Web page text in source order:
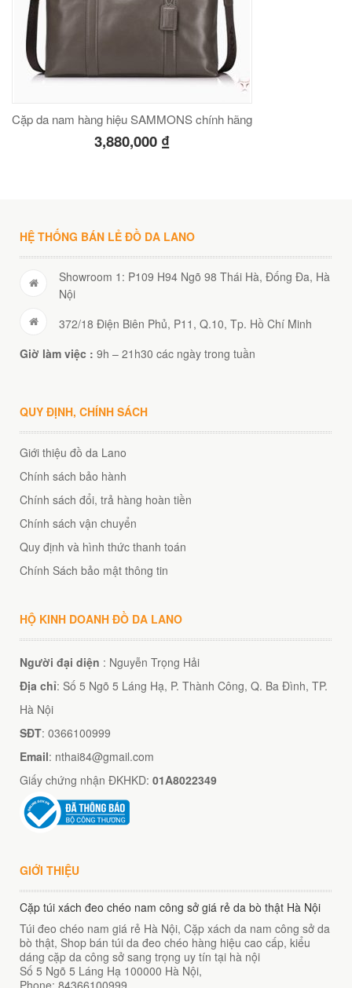
Cặp da nam hàng hiệu SAMMONS chính hãng
3,880,000 ₫
HỆ THỐNG BÁN LẺ ĐỒ DA LANO
Showroom 1: P109 H94 Ngõ 98 Thái Hà, Đống Đa, Hà
Nội
372/18 Điện Biên Phủ, P11, Q.10, Tp. Hồ Chí Minh
Giờ làm việc : 9h – 21h30 các ngày trong tuần
QUY ĐỊNH, CHÍNH SÁCH
Giới thiệu đồ da Lano
Chính sách bảo hành
Chính sách đổi, trả hàng hoàn tiền
Chính sách vận chuyển
Quy định và hình thức thanh toán
Chính Sách bảo mật thông tin
HỘ KINH DOANH ĐỒ DA LANO
Người đại diện : Nguyễn Trọng Hải
Địa chỉ: Số 5 Ngõ 5 Láng Hạ, P. Thành Công, Q. Ba Đình, TP.
Hà Nội
SĐT: 0366100999
Email: nthai84@gmail.com
Giấy chứng nhận ĐKHKD: 01A8022349
GIỚI THIỆU
Cặp túi xách đeo chéo nam công sở giá rẻ da bò thật Hà Nội
Túi đeo chéo nam giá rẻ Hà Nội, Cặp xách da nam công sở da
bò thật, Shop bán túi da đeo chéo hàng hiệu cao cấp, kiểu
dáng cặp da công sở sang trọng uy tín tại hà nội
Số 5 Ngõ 5 Láng Hạ 100000 Hà Nội,
Phone: 84366100999